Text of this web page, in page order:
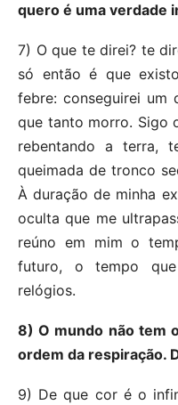
quero é uma verdade
7) O que te direi? te
só então é que
febre: conseguirei um
que tanto morro. Sigo
rebentando a terra,
queimada de tronco
À duração de minha
oculta que me
reúno em mim o
futuro, o tempo
relógios.
8) O mundo não tem
ordem da respiração.
9) De que cor é o